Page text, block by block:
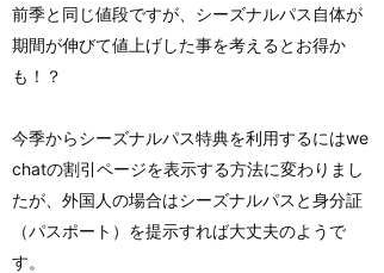
前季と同じ値段ですが、シーズナルパス自体が
期間が伸びて値上げした事を考えるとお得か
も！？
今季からシーズナルパス特典を利用するにはwe
chatの割引ページを表示する方法に変わりまし
たが、外国人の場合はシーズナルパスと身分証
（パスポート）を提示すれば大丈夫のようで
す。